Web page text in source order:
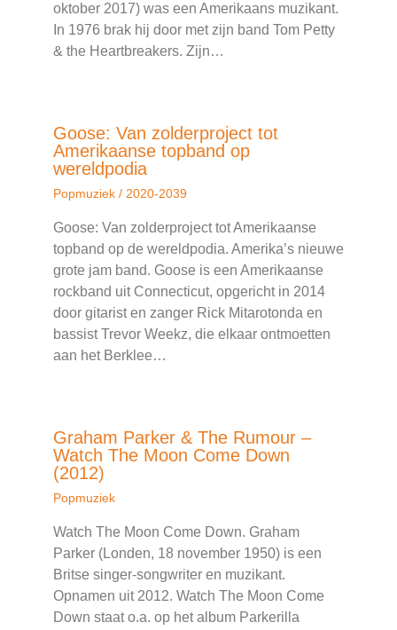
oktober 2017) was een Amerikaans muzikant.
In 1976 brak hij door met zijn band Tom Petty
& the Heartbreakers. Zijn…
Goose: Van zolderproject tot
Amerikaanse topband op
wereldpodia
Popmuziek / 2020-2039
Goose: Van zolderproject tot Amerikaanse
topband op de wereldpodia. Amerika’s nieuwe
grote jam band. Goose is een Amerikaanse
rockband uit Connecticut, opgericht in 2014
door gitarist en zanger Rick Mitarotonda en
bassist Trevor Weekz, die elkaar ontmoetten
aan het Berklee…
Graham Parker & The Rumour –
Watch The Moon Come Down
(2012)
Popmuziek
Watch The Moon Come Down. Graham
Parker (Londen, 18 november 1950) is een
Britse singer-songwriter en muzikant.
Opnamen uit 2012. Watch The Moon Come
Down staat o.a. op het album Parkerilla